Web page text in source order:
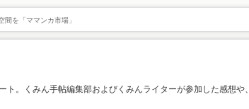
間を「ママンカ市場」
。くみん手帖編集部およびくみんライターが参加した感想や